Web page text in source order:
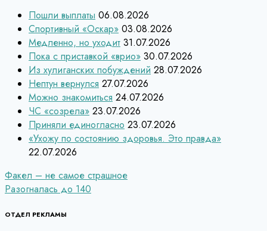
Пошли выплаты 06.08.2026
Спортивный «Оскар» 03.08.2026
Медленно, но уходит 31.07.2026
Пока с приставкой «врио» 30.07.2026
Из хулиганских побуждений 28.07.2026
Нептун вернулся 27.07.2026
Можно знакомиться 24.07.2026
ЧС «созрела» 23.07.2026
Приняли единогласно 23.07.2026
«Ухожу по состоянию здоровья. Это правда»
22.07.2026
Навигация
по
записям
Факел – не самое страшное
Разогналась до 140
ОТДЕЛ РЕКЛАМЫ